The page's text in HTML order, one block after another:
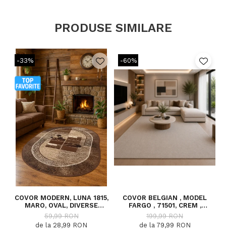
PRODUSE SIMILARE
-33%
COVOR MODERN, LUNA 1815,
MARO, OVAL, DIVERSE
DIMENSIUNI, 1300 GR/MP
59,99 RON
de la 28,99 RON
-60%
COVOR BELGIAN , MODEL
FARGO , 71501, CREM ,
DIVERSE DIMENSIUNI
199,99 RON
de la 79,99 RON